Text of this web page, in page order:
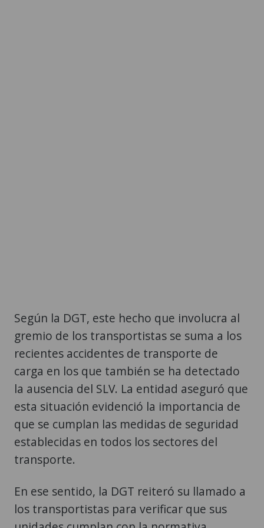
Según la DGT, este hecho que involucra al
gremio de los transportistas se suma a los
recientes accidentes de transporte de
carga en los que también se ha detectado
la ausencia del SLV. La entidad aseguró que
esta situación evidenció la importancia de
que se cumplan las medidas de seguridad
establecidas en todos los sectores del
transporte.
En ese sentido, la DGT reiteró su llamado a
los transportistas para verificar que sus